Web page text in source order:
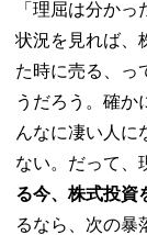
「理屈は分か
状況を見れば、
た時に売る、っ
うだろう。確か
んなに凄い人に
ない。だって、
る今、株式投資
るなら、次の暴